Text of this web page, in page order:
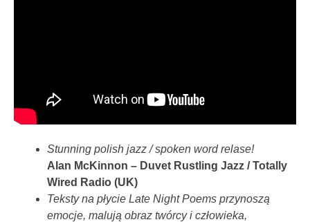
Stunning polish jazz / spoken word relase!
Alan McKinnon – Duvet Rustling Jazz / Totally
Wired Radio (UK)
Teksty na płycie Late Night Poems przynoszą
emocje, malują obraz twórcy i człowieka,